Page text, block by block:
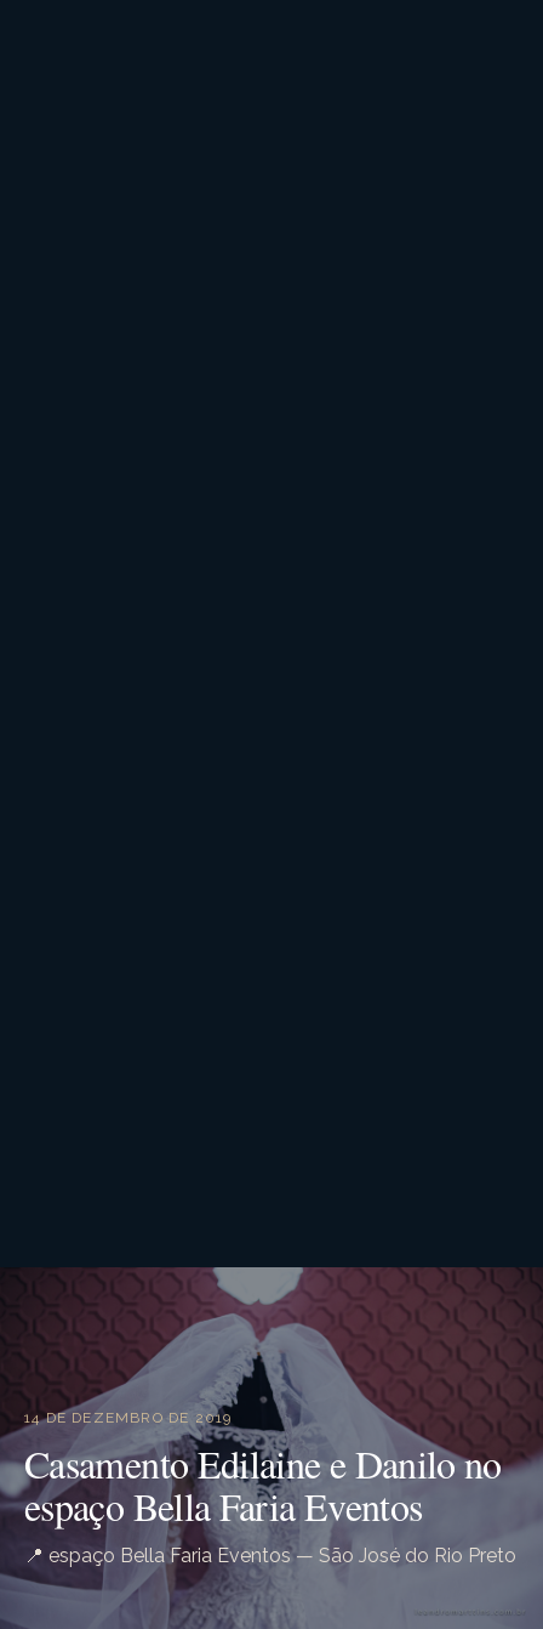
14 DE DEZEMBRO DE 2019
Casamento Edilaine e Danilo no
espaço Bella Faria Eventos
📍 espaço Bella Faria Eventos — São José do Rio Preto